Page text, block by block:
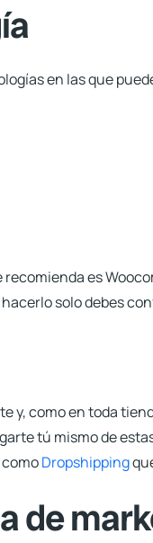
en las que
recomienda es
hacerlo solo debes
y, como en toda
tú mismo de
Dropshipping
de